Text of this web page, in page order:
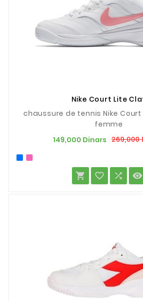
Nike Court Lite
chaussure de tennis Nike Court
femme
149,000 Dinars 269,000
   